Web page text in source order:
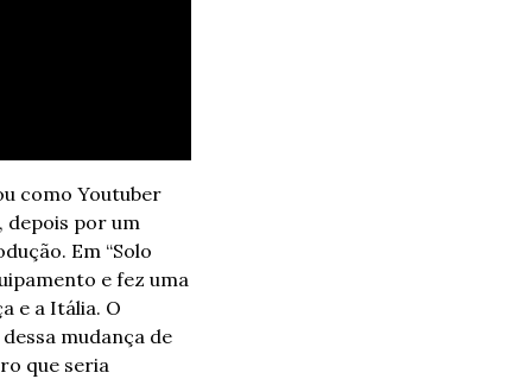
como Youtuber
depois por um
Em “Solo
e fez uma
e a Itália. O
mudança de
que seria